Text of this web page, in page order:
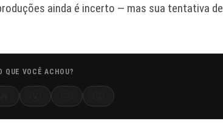
ainda é incerto — mas sua tentativa de
QUE VOCÊ ACHOU?